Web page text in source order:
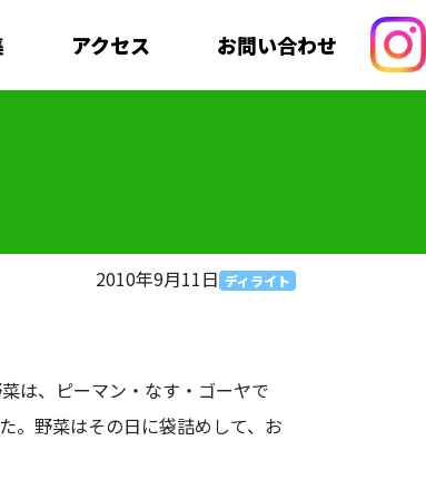
アクセス お問い合わせ
2010年9月11日 ディライト
は、ピーマン・なす・ゴーヤで
。野菜はその日に袋詰めして、お